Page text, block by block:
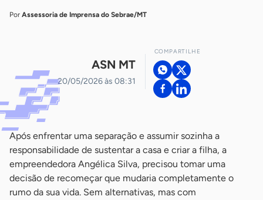
Por Assessoria de Imprensa do Sebrae/MT
ASN MT
20/05/2026 às 08:31
COMPARTILHE
Após enfrentar uma separação e assumir sozinha a
responsabilidade de sustentar a casa e criar a filha, a
empreendedora Angélica Silva, precisou tomar uma
decisão de recomeçar que mudaria completamente o
rumo da sua vida. Sem alternativas, mas com